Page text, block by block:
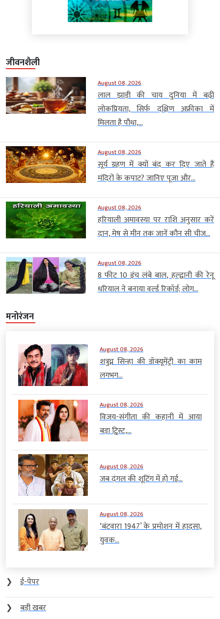
जीवनशैली
August 08, 2026
लाल झाड़ी की चाय दुनिया में बढ़ी
लोकप्रियता, सिर्फ दक्षिण अफ्रीका में
मिलता है पौधा,...
August 08, 2026
सूर्य ग्रहण में क्यों बंद कर दिए जाते हैं
मंदिरों के कपाट? जानिए पूजा और...
August 08, 2026
हरियाली अमावस्या पर राशि अनुसार करें
दान, मेष से मीन तक जानें कौन सी चीज...
August 08, 2026
8 फीट 10 इंच लंबे बाल, हल्द्वानी की रेनू
धरियाल ने बनाया वर्ल्ड रिकॉर्ड; लोग...
मनोरंजन
August 08, 2026
शत्रुघ्न सिन्हा की डॉक्यूमेंट्री का काम
लगभग...
August 08, 2026
विजय-संगीता की कहानी में आया
बड़ा ट्विस्ट,...
August 08, 2026
जब दंगल की शूटिंग में हो गई...
August 08, 2026
‘बंटवारा 1947’ के प्रमोशन में हादसा,
युवक...
❯
ई-पेपर
❯
बड़ी खबर